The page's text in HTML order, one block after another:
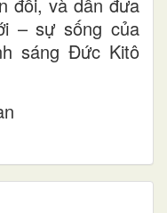
– sự sống của
sáng Đức Kitô